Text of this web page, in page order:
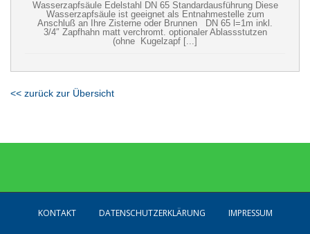
Wasserzapfsäule Edelstahl DN 65 Standardausführung Diese
Wasserzapfsäule ist geeignet als Entnahmestelle zum
Anschluß an Ihre Zisterne oder Brunnen DN 65 l=1m inkl.
3/4″ Zapfhahn matt verchromt. optionaler Ablassstutzen
(ohne Kugelzapf [...]
<< zurück zur Übersicht
KONTAKT DATENSCHUTZERKLÄRUNG IMPRESSUM